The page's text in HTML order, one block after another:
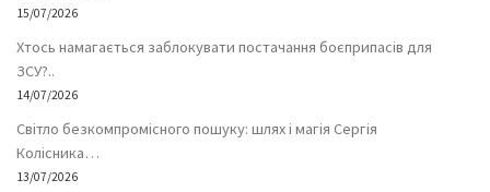
15/07/2026
Хтось намагається заблокувати постачання боєприпасів для
ЗСУ?..
14/07/2026
Світло безкомпромісного пошуку: шлях і магія Сергія
Колісника…
13/07/2026